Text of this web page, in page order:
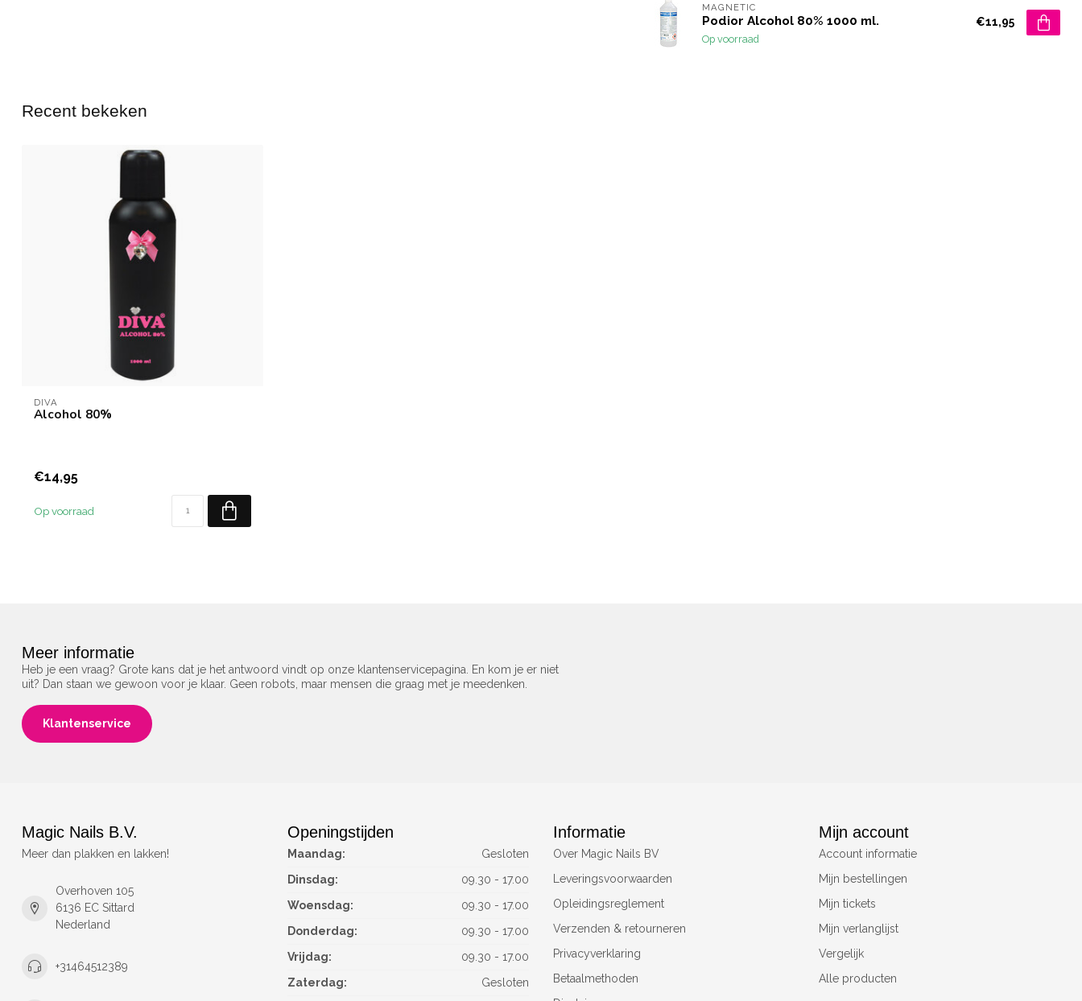
MAGNETIC
Podior Alcohol 80% 1000 ml.
Op voorraad
€11,95
Recent bekeken
DIVA
Alcohol 80%
€14,95
Op voorraad
Meer informatie
Heb je een vraag? Grote kans dat je het antwoord vindt op onze klantenservicepagina. En kom je er niet
uit? Dan staan we gewoon voor je klaar. Geen robots, maar mensen die graag met je meedenken.
Klantenservice
Magic Nails B.V.
Meer dan plakken en lakken!
Overhoven 105
6136 EC Sittard
Nederland
+31464512389
Openingstijden
Maandag:
Gesloten
Dinsdag:
09.30 - 17.00
Woensdag:
09.30 - 17.00
Donderdag:
09.30 - 17.00
Vrijdag:
09.30 - 17.00
Zaterdag:
Gesloten
Informatie
Over Magic Nails BV
Leveringsvoorwaarden
Opleidingsreglement
Verzenden & retourneren
Privacyverklaring
Betaalmethoden
Mijn account
Account informatie
Mijn bestellingen
Mijn tickets
Mijn verlanglijst
Vergelijk
Alle producten